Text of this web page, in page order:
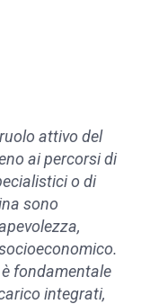
attivo del
ai percorsi di
o di
sono
fondamentale
integrati,